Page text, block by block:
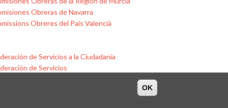
Obreras de Navarra
Obreres del País Valencià
de Servicios a la Ciudadanía
de Servicios
OK